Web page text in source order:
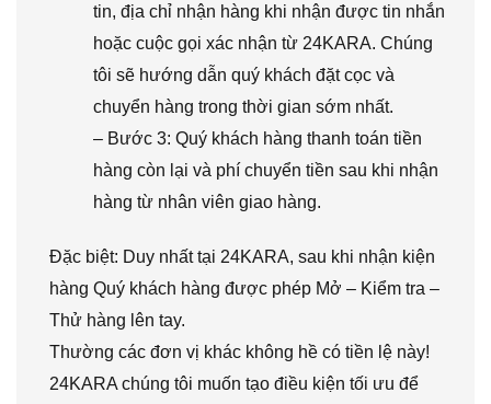
tin, địa chỉ nhận hàng khi nhận được tin nhắn
hoặc cuộc gọi xác nhận từ 24KARA. Chúng
tôi sẽ hướng dẫn quý khách đặt cọc và
chuyển hàng trong thời gian sớm nhất.
– Bước 3: Quý khách hàng thanh toán tiền
hàng còn lại và phí chuyển tiền sau khi nhận
hàng từ nhân viên giao hàng.
Đặc biệt: Duy nhất tại 24KARA, sau khi nhận kiện
hàng Quý khách hàng được phép Mở – Kiểm tra –
Thử hàng lên tay.
Thường các đơn vị khác không hề có tiền lệ này!
24KARA chúng tôi muốn tạo điều kiện tối ưu để